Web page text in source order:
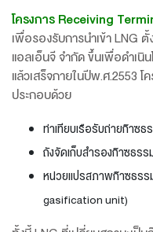
โครงการ Receiving
เพื่อรองรับการนำเข้า LNG
แอลเอ็นจี จำกัด ขึ้นเพื่อดำเนิ
แล้วเสร็จภายในปีพ.ศ.2553 โ
ประกอบด้วย
ท่าเทียบเรือรับถ่ายก๊าซ
ถังจัดเก็บสำรองก๊าซธร
หน่วยแปรสภาพก๊าซธรร
gasification unit)